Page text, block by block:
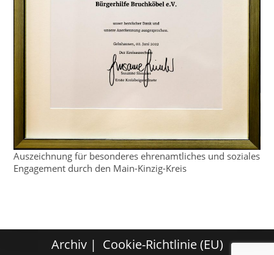
Auszeichnung für besonderes ehrenamtliches und soziales
Engagement durch den Main-Kinzig-Kreis
Archiv Cookie-Richtlinie (EU)